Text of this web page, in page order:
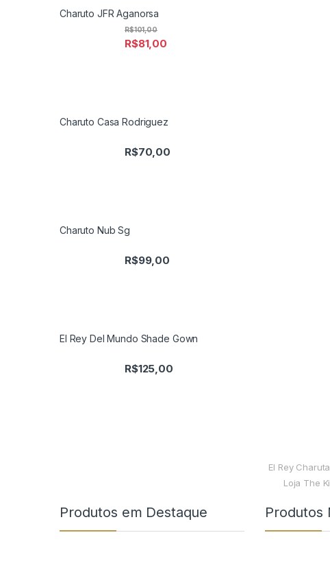
Charuto JFR Aganorsa
R$81,00
R$101,00
Charuto Casa Rodriguez
R$70,00
Charuto Nub Sg
R$99,00
El Rey Del Mundo Shade Gown
R$125,00
El Rey
Loja The
Produtos em Destaque Produtos